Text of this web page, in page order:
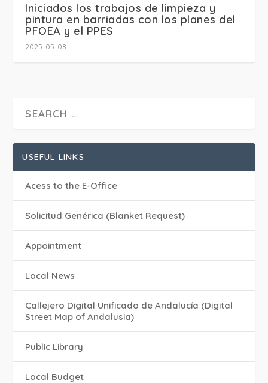
Iniciados los trabajos de limpieza y
pintura en barriadas con los planes del
PFOEA y el PPES
2025-05-08
USEFUL LINKS
Acess to the E-Office
Solicitud Genérica (Blanket Request)
Appointment
Local News
Callejero Digital Unificado de Andalucía (Digital
Street Map of Andalusia)
Public Library
Local Budget